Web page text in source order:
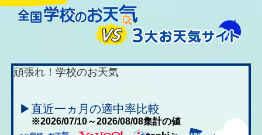
頑張れ！学校のお天気
▶直近一ヵ月の適中率比較
※2026/07/10～2026/08/08集計の値